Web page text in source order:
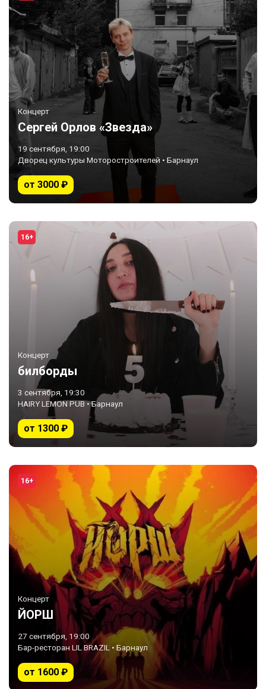
Концерт
Сергей Орлов «Звезда»
19 сентября, 19:00
Дворец культуры Моторостроителей • Барнаул
от 3000 ₽
16+
Концерт
билборды
3 сентября, 19:30
HAIRY LEMON PUB • Барнаул
от 1300 ₽
16+
Концерт
ЙОРШ
27 сентября, 19:00
Бар-ресторан LIL BRAZIL • Барнаул
от 1600 ₽